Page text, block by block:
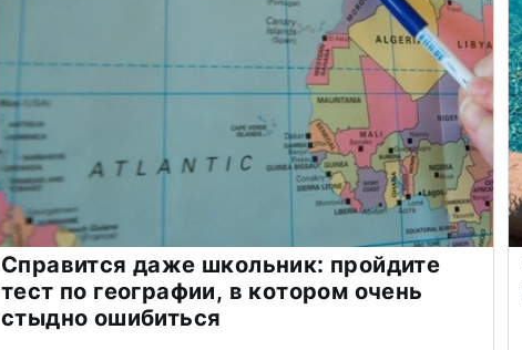
Справится даже школьник: пройдите
тест по географии, в котором очень
стыдно ошибиться